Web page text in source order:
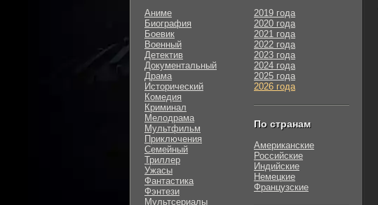
Аниме
Биография
Боевик
Военный
Детектив
Документальный
Драма
Исторический
Комедия
Криминал
Мелодрама
Мультфильм
Приключения
Семейный
Триллер
Ужасы
Фантастика
Фэнтези
Мультсериалы
2019 года
2020 года
2021 года
2022 года
2023 года
2024 года
2025 года
2026 года
По странам
Американские
Российские
Индийские
Немецкие
Французские